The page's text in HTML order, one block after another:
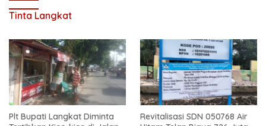
Tinta Langkat
Plt Bupati Langkat Diminta
Revitalisasi SDN 050768 Air